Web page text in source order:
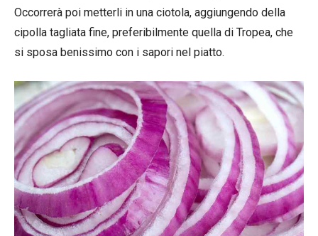
Occorrerà poi metterli in una ciotola, aggiungendo della
cipolla tagliata fine, preferibilmente quella di Tropea, che
si sposa benissimo con i sapori nel piatto.